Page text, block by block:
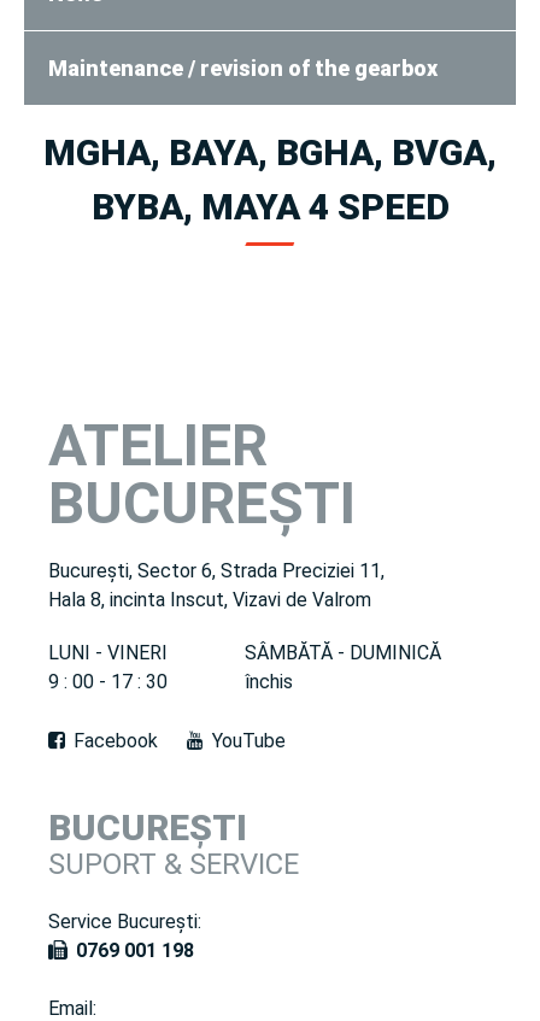
Maintenance / revision of the gearbox
MGHA, BAYA, BGHA, BVGA,
BYBA, MAYA 4 SPEED
ATELIER
BUCUREȘTI
București, Sector 6, Strada Preciziei 11,
Hala 8, incinta Inscut, Vizavi de Valrom
LUNI - VINERI
9 : 00 - 17 : 30
SÂMBĂTĂ - DUMINICĂ
închis
Facebook YouTube
BUCUREȘTI
SUPORT & SERVICE
Service București:
0769 001 198
Email: